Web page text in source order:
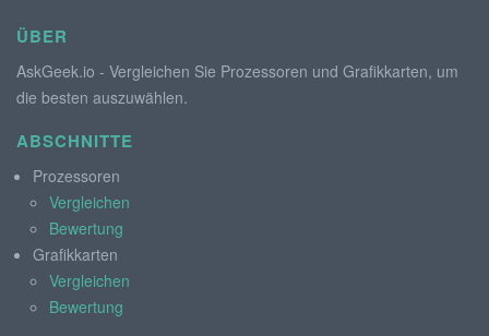
ÜBER
AskGeek.io - Vergleichen Sie Prozessoren und Grafikkarten, um
die besten auszuwählen.
ABSCHNITTE
Prozessoren
Vergleichen
Bewertung
Grafikkarten
Vergleichen
Bewertung